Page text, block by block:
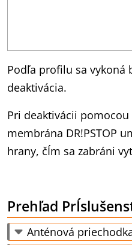
Podľa profilu sa vykoná
deaktivácia.
Pri deaktivácii
membrána DR!PSTOP
hrany, čÍm sa zabráni
Prehľad
Anténová